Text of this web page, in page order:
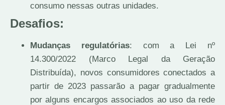
consumo nessas outras unidades.
Desafios:
Mudanças regulatórias: com a Lei nº
14.300/2022 (Marco Legal da Geração
Distribuída), novos consumidores conectados a
partir de 2023 passarão a pagar gradualmente
por alguns encargos associados ao uso da rede